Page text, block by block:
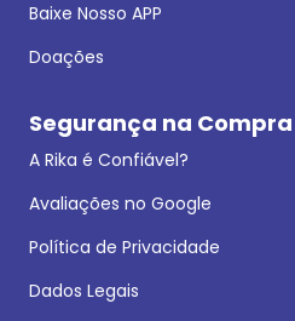
Baixe Nosso APP
Doações
Segurança na Compra
A Rika é Confiável?
Avaliações no Google
Política de Privacidade
Dados Legais